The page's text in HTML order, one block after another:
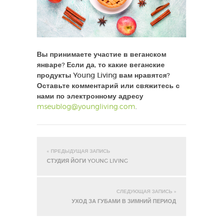
Вы принимаете участие в веганском
январе? Если да, то какие веганские
продукты Young Living вам нравятся?
Оставьте комментарий или свяжитесь с
нами по электронному адресу
mseublog@youngliving.com.
« ПРЕДЫДУЩАЯ ЗАПИСЬ
СТУДИЯ ЙОГИ YOUNG LIVING
СЛЕДУЮЩАЯ ЗАПИСЬ »
УХОД ЗА ГУБАМИ В ЗИМНИЙ ПЕРИОД